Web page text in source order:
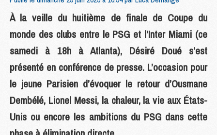
À la veille du huitième de finale de Coupe du
monde des clubs entre le PSG et l’Inter Miami (ce
samedi à 18h à Atlanta), Désiré Doué s’est
présenté en conférence de presse. L’occasion pour
le jeune Parisien d’évoquer le retour d’Ousmane
Dembélé, Lionel Messi, la chaleur, la vie aux États-
Unis ou encore les ambitions du PSG dans cette